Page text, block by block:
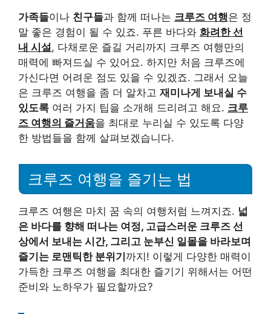
가족들이나 친구들과 함께 떠나는 크루즈 여행은 정
말 좋은 경험이 될 수 있죠. 푸른 바다와 화려한 선
내 시설, 다채로운 즐길 거리까지 크루즈 여행만의
매력에 빠져드실 수 있어요. 하지만 처음 크루즈에
가신다면 어려운 점도 있을 수 있겠죠. 그래서 오늘
은 크루즈 여행을 좀 더 알차고 재미나게 보내실 수
있도록 여러 가지 팁을 소개해 드리려고 해요. 크루
즈 여행의 즐거움을 최대로 누리실 수 있도록 다양
한 방법들을 함께 살펴보겠습니다.
크루즈 여행을 즐기는 법
크루즈 여행은 마치 꿈 속의 여행처럼 느껴지죠. 넓
은 바다를 향해 떠나는 여정, 고급스러운 크루즈 선
상에서 보내는 시간, 그리고 눈부신 일몰을 바라보며
즐기는 로맨틱한 분위기까지! 이렇게 다양한 매력이
가득한 크루즈 여행을 최대한 즐기기 위해서는 어떤
준비와 노하우가 필요할까요?